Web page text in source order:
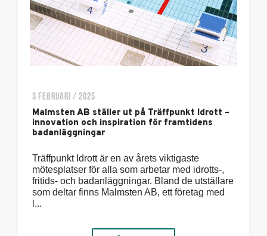
3 FEBRUARI / 2025
Malmsten AB ställer ut på Träffpunkt Idrott –
innovation och inspiration för framtidens
badanläggningar
Träffpunkt Idrott är en av årets viktigaste
mötesplatser för alla som arbetar med idrotts-,
fritids- och badanläggningar. Bland de utställare
som deltar finns Malmsten AB, ett företag med
l...